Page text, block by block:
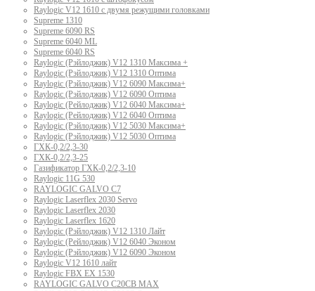
Raylogic V12 1610 с двумя режущими головками
Supreme 1310
Supreme 6090 RS
Supreme 6040 ML
Supreme 6040 RS
Raylogic (Рэйлоджик) V12 1310 Максима +
Raylogic (Рэйлоджик) V12 1310 Оптима
Raylogic (Рэйлоджик) V12 6090 Максима+
Raylogic (Рэйлоджик) V12 6090 Оптима
Raylogic (Рейлоджик) V12 6040 Максима+
Raylogic (Рейлоджик) V12 6040 Оптима
Raylogic (Рэйлоджик) V12 5030 Максима+
Raylogic (Рэйлоджик) V12 5030 Оптима
ГХК-0,2/2,3-30
ГХК-0,2/2,3-25
Газификатор ГХК-0,2/2,3-10
Raylogic 11G 530
RAYLOGIC GALVO С7
Raylogic Laserflex 2030 Servo
Raylogic Laserflex 2030
Raylogic Laserflex 1620
Raylogic (Рэйлоджик) V12 1310 Лайт
Raylogic (Рейлоджик) V12 6040 Эконом
Raylogic (Рэйлоджик) V12 6090 Эконом
Raylogic V12 1610 лайт
Raylogic FBX EX 1530
RAYLOGIC GALVO С20CB MAX